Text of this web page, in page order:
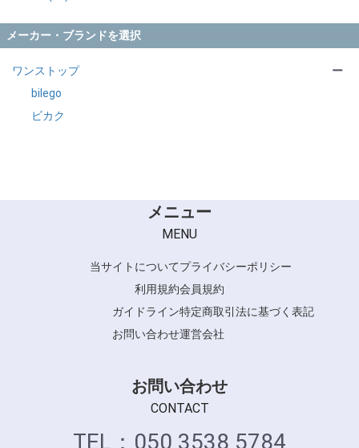
アウトバス (1)
サロントリートメント (1)
シス系 (1)
チオグリコール酸 (1)
パーマ2剤 (2)
ブロム酸 (1)
処理剤 (6)
その他 (2)
メーカー・ブランドを選択
ワンストップ
bilego
ビカク
ー
メニュー
MENU
当サイトについてプライバシーポリシー
利用規約会員規約
ガイドライン特定商取引法に基づく表記
お問い合わせ運営会社
お問い合わせ
CONTACT
TEL：050 3538 5784